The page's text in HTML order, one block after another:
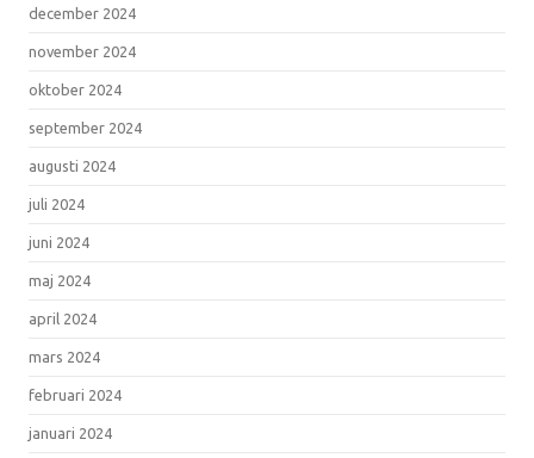
december 2024
november 2024
oktober 2024
september 2024
augusti 2024
juli 2024
juni 2024
maj 2024
april 2024
mars 2024
februari 2024
januari 2024